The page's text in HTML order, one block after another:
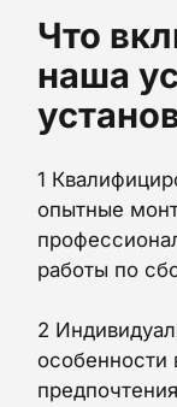
Что
наша
1
опытные
работы по
2